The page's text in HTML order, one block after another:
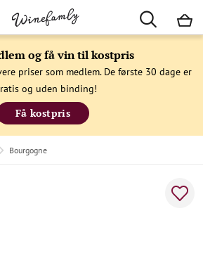
og få vin til kostpris
priser som medlem. De første 30 dage er
og uden binding!
Få kostpris
Bourgogne